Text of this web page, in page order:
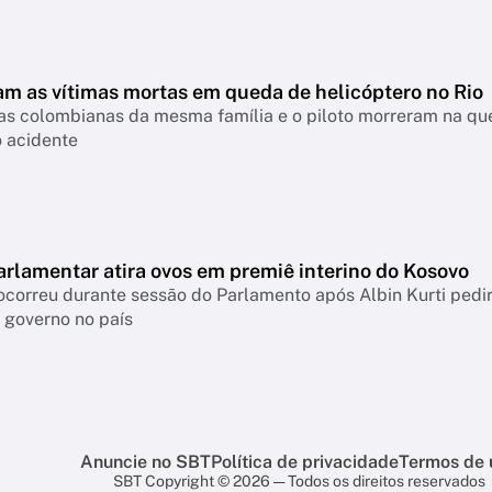
as vítimas mortas em queda de helicóptero no Rio
colombianas da mesma família e o piloto morreram na
acidente
atira ovos em premiê interino do Kosovo
durante sessão do Parlamento após Albin Kurti
no país
Anuncie no SBTPolítica de privacidadeTermos de
SBT Copyright © 2026 — Todos os direitos reservados